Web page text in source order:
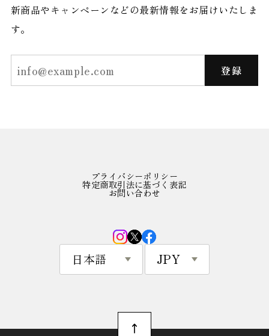
新商品やキャンペーンなどの最新情報をお届けいたしま
す。
登録
プライバシーポリシー
特定商取引法に基づく表記
お問い合わせ